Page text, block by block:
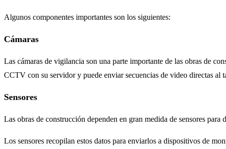
Algunos componentes importantes son los siguientes:
Cámaras
Las cámaras de vigilancia son una parte importante de las obras de
CCTV con su servidor y puede enviar secuencias de video directas al
Sensores
Las obras de construcción dependen en gran medida de sensores
Los sensores recopilan estos datos para enviarlos a dispositivos de